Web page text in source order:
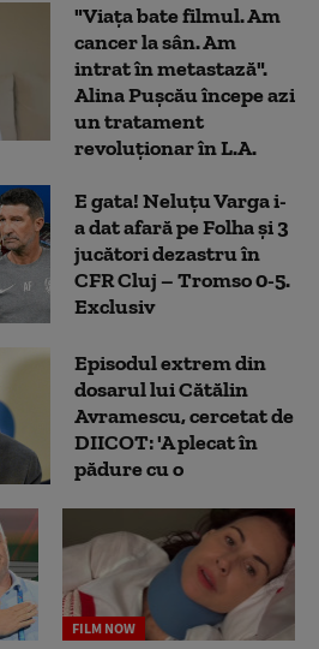
"Viața bate filmul. Am
cancer la sân. Am
intrat în metastază".
Alina Pușcău începe azi
un tratament
revoluționar în L.A.
E gata! Neluțu Varga i-
a dat afară pe Folha și 3
jucători dezastru în
CFR Cluj – Tromso 0-5.
Exclusiv
Episodul extrem din
dosarul lui Cătălin
Avramescu, cercetat de
DIICOT: 'A plecat în
pădure cu o
FILM NOW